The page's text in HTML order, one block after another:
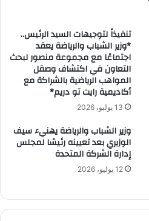
تنفيذاً لتوجيهات السيد الرئيس..
*وزير الشباب والرياضة يعقد
اجتماعًا مع مجموعة منصور لبحث
التعاون في اكتشاف وصقل
المواهب الرياضية بالشراكة مع
أكاديمية رايت تو دريم*
13 يوليو، 2026
وزير الشباب والرياضة يهنيء سيف
الوزيري بعد تعيينه رئيسًا لمجلس
إدارة الشركة المتحدة
12 يوليو، 2026